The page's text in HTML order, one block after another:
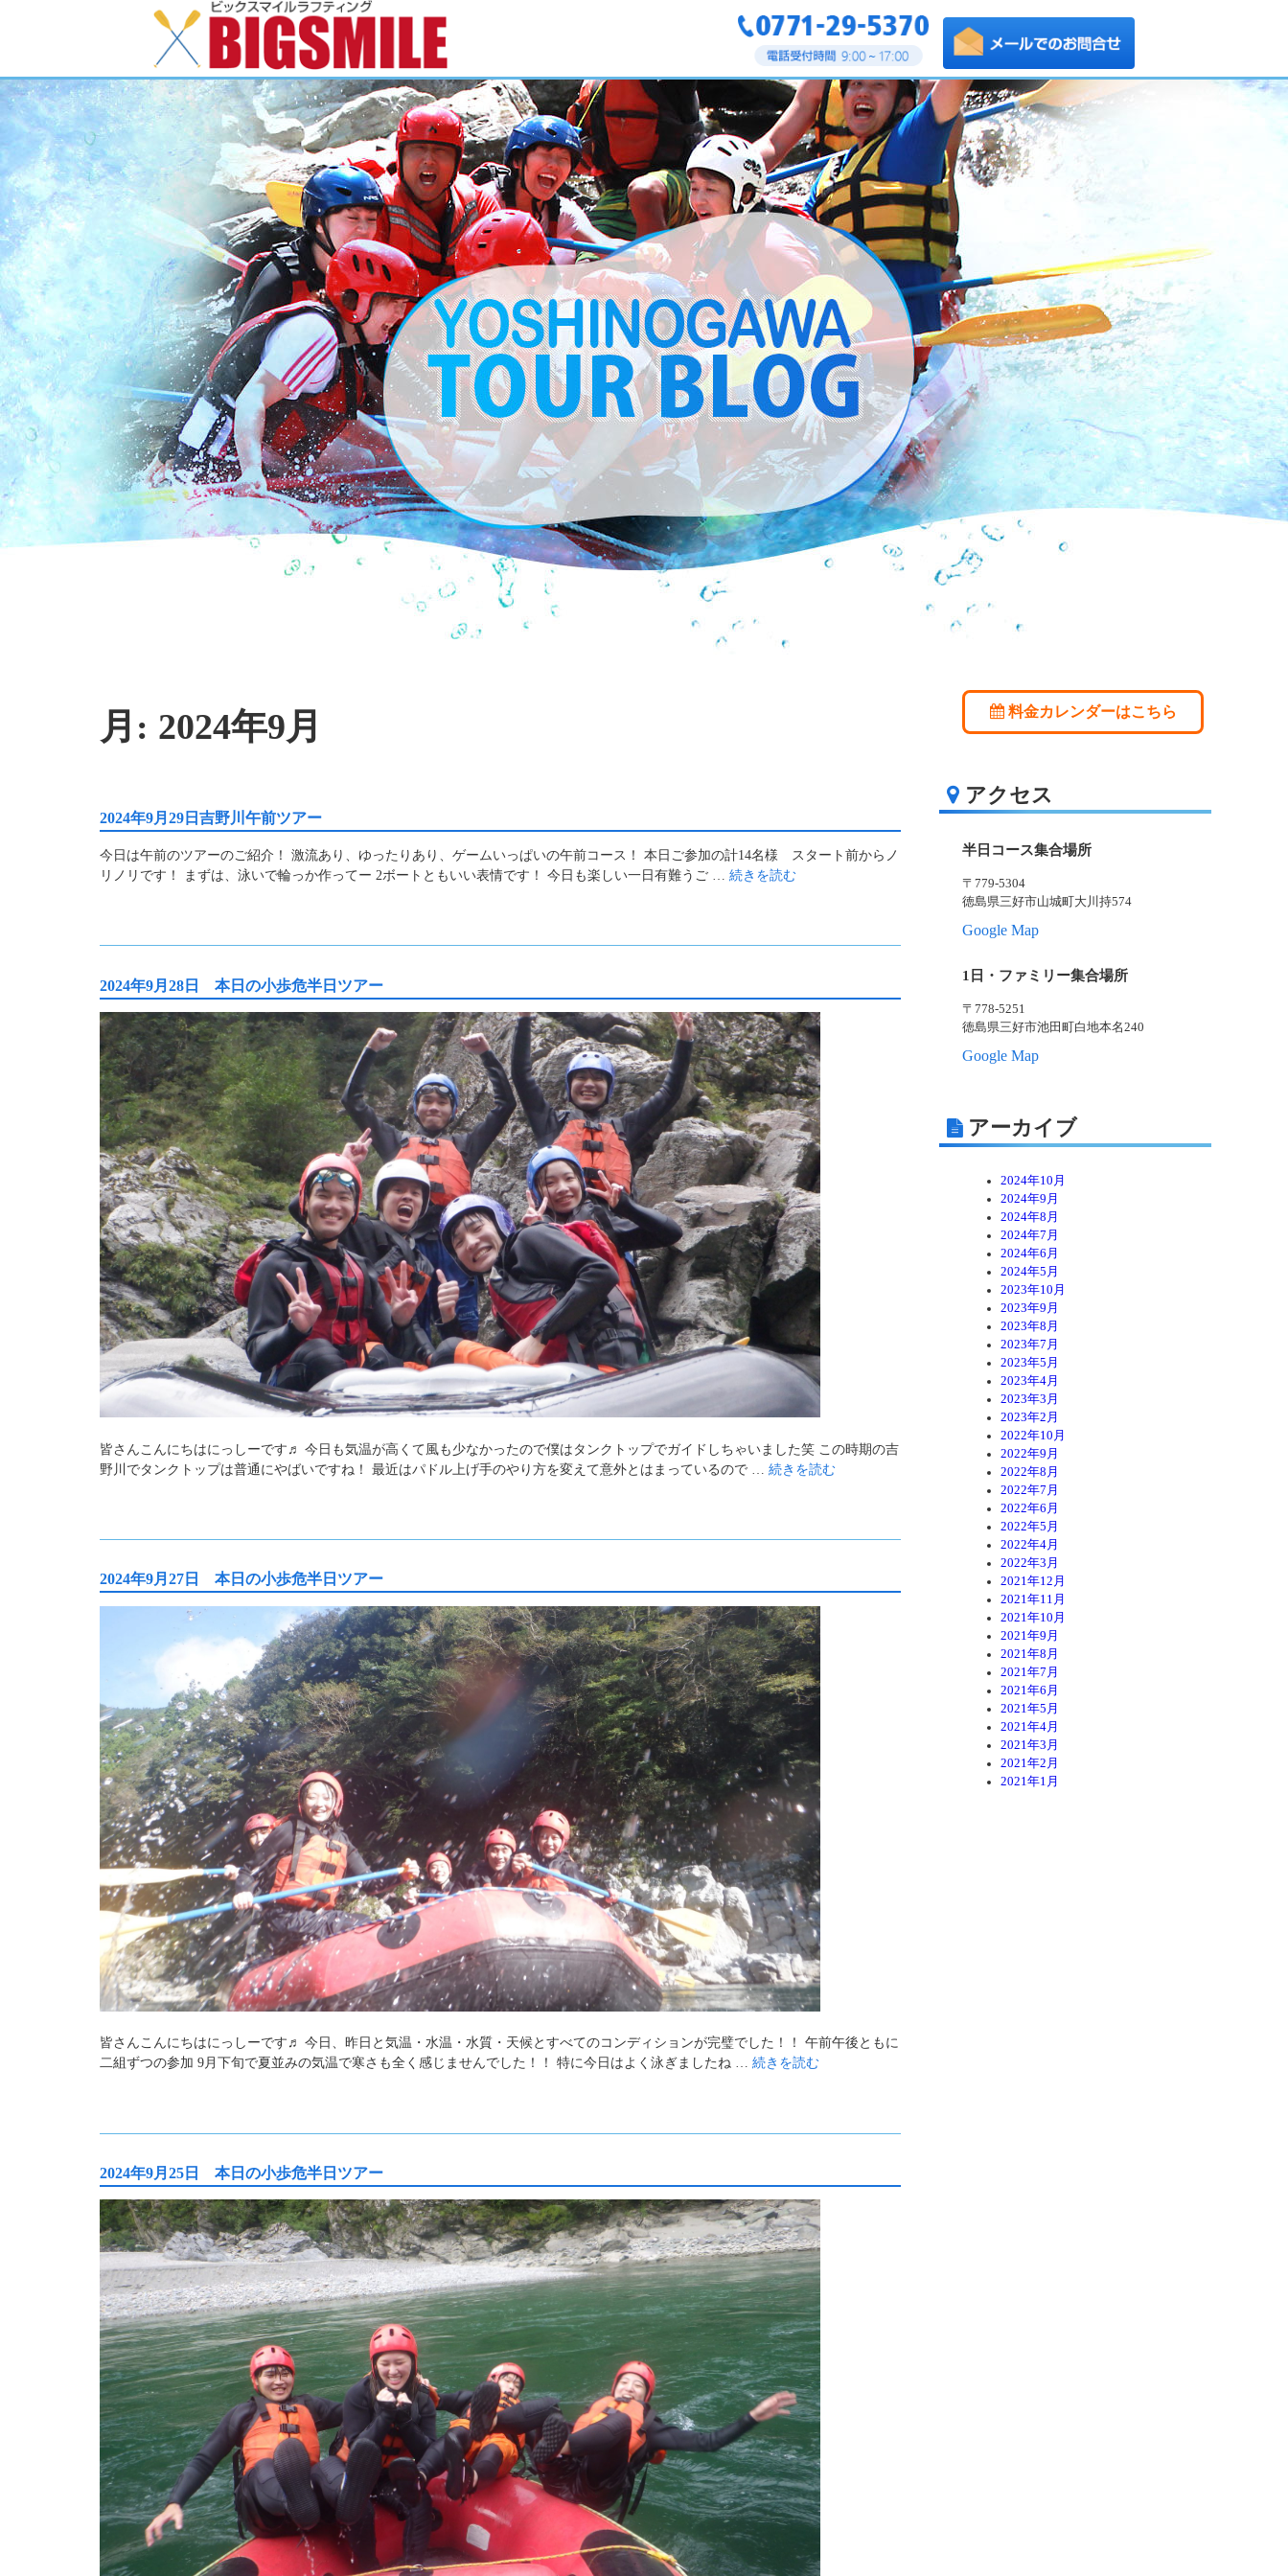
月: 2024年9月
2024年9月29日吉野川午前ツアー
今日は午前のツアーのご紹介！ 激流あり、ゆったりあり、ゲームいっぱいの午前コース！ 本日ご参加の計14名様 スタート前からノ
リノリです！ まずは、泳いで輪っか作ってー 2ボートともいい表情です！ 今日も楽しい一日有難うご … 続きを読む
2024年9月28日 本日の小歩危半日ツアー
皆さんこんにちはにっしーです♬ 今日も気温が高くて風も少なかったので僕はタンクトップでガイドしちゃいました笑 この時期の吉
野川でタンクトップは普通にやばいですね！ 最近はパドル上げ手のやり方を変えて意外とはまっているので … 続きを読む
2024年9月27日 本日の小歩危半日ツアー
皆さんこんにちはにっしーです♬ 今日、昨日と気温・水温・水質・天候とすべてのコンディションが完璧でした！！ 午前午後ともに
二組ずつの参加 9月下旬で夏並みの気温で寒さも全く感じませんでした！！ 特に今日はよく泳ぎましたね … 続きを読む
2024年9月25日 本日の小歩危半日ツアー
料金カレンダーはこちら
アクセス
半日コース集合場所
〒779-5304
徳島県三好市山城町大川持574
Google Map
1日・ファミリー集合場所
〒778-5251
徳島県三好市池田町白地本名240
Google Map
アーカイブ
2024年10月
2024年9月
2024年8月
2024年7月
2024年6月
2024年5月
2023年10月
2023年9月
2023年8月
2023年7月
2023年5月
2023年4月
2023年3月
2023年2月
2022年10月
2022年9月
2022年8月
2022年7月
2022年6月
2022年5月
2022年4月
2022年3月
2021年12月
2021年11月
2021年10月
2021年9月
2021年8月
2021年7月
2021年6月
2021年5月
2021年4月
2021年3月
2021年2月
2021年1月